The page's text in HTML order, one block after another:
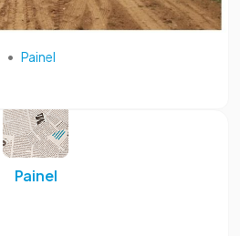
• Painel
Painel